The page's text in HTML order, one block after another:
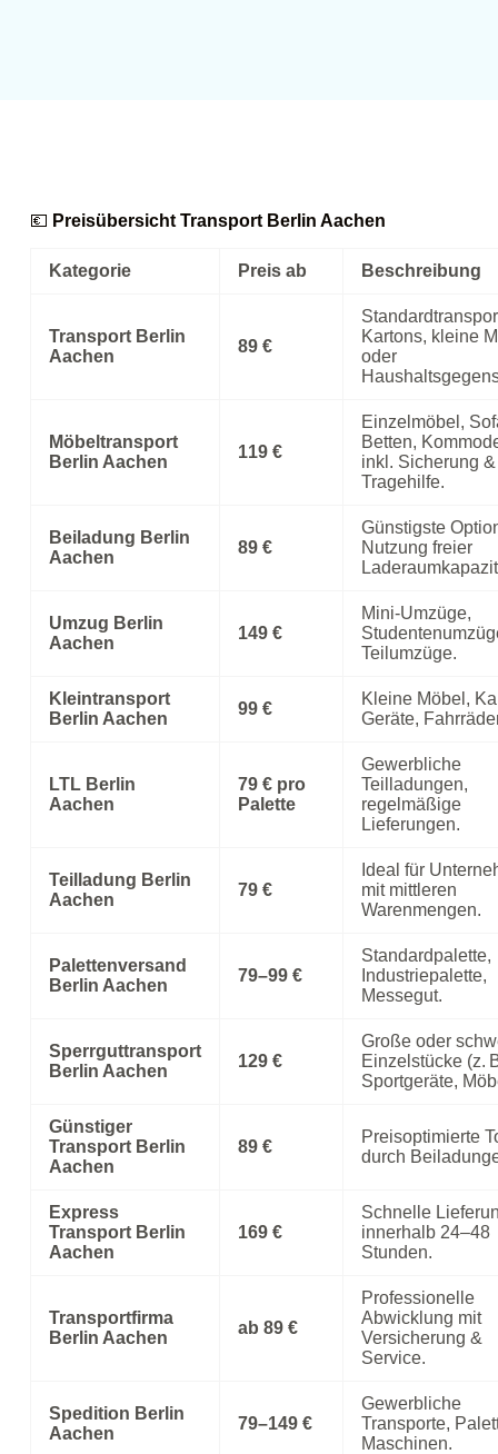
💶 Preisübersicht Transport Berlin Aachen
Kategorie Preis ab Beschreibung
Transport Berlin
Aachen
89 €
Kartons, kleine
oder
Möbeltransport
Berlin Aachen
119 €
Einzelmöbel,
Betten,
inkl. Sicherung &
Tragehilfe.
Beiladung Berlin
Aachen
89 €
Günstigste
Nutzung freier
Umzug Berlin
Aachen
149 €
Mini‑Umzüge,
Teilumzüge.
Kleintransport
Berlin Aachen
99 €
Kleine Möbel,
Geräte,
LTL Berlin
Aachen
79 € pro
Palette
Gewerbliche
Teilladungen,
regelmäßige
Lieferungen.
Teilladung Berlin
Aachen
79 €
Ideal für
mit mittleren
Warenmengen.
Palettenversand
Berlin Aachen
79–99 €
Standardpalette,
Industriepalette,
Messegut.
Sperrguttransport
Berlin Aachen
129 €
Große oder
Einzelstücke (z.
Sportgeräte,
Günstiger
Transport Berlin
Aachen
89 €
Preisoptimierte
durch
Express
Transport Berlin
Aachen
169 €
Schnelle
innerhalb 24–48
Stunden.
Transportfirma
Berlin Aachen
ab 89 €
Professionelle
Abwicklung mit
Versicherung &
Service.
Spedition Berlin
Aachen
79–149 €
Gewerbliche
Transporte,
Maschinen.